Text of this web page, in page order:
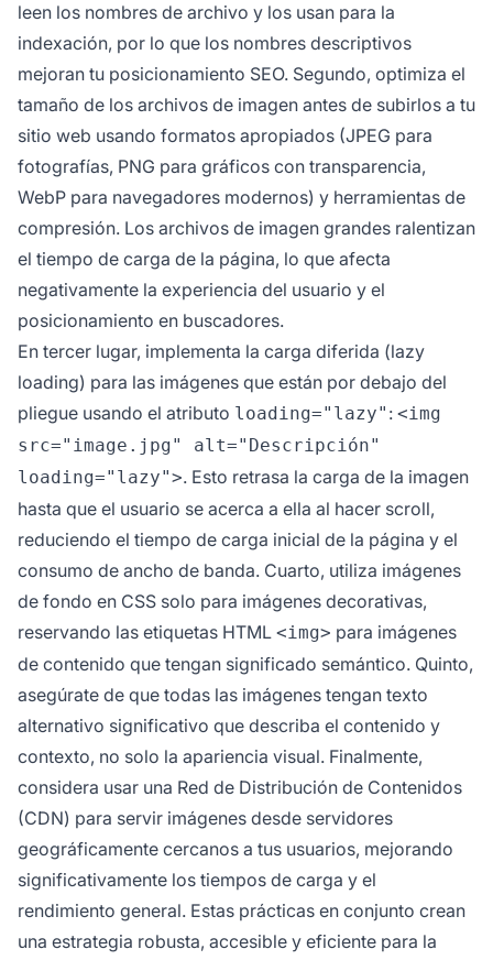
leen los nombres de archivo y los usan para la
indexación, por lo que los nombres descriptivos
mejoran tu posicionamiento SEO. Segundo, optimiza el
tamaño de los archivos de imagen antes de subirlos a tu
sitio web usando formatos apropiados (JPEG para
fotografías, PNG para gráficos con transparencia,
WebP para navegadores modernos) y herramientas de
compresión. Los archivos de imagen grandes ralentizan
el tiempo de carga de la página, lo que afecta
negativamente la experiencia del usuario y el
posicionamiento en buscadores.
En tercer lugar, implementa la carga diferida (lazy
loading) para las imágenes que están por debajo del
pliegue usando el atributo loading="lazy" : <img
src="image.jpg" alt="Descripción"
loading="lazy">. Esto retrasa la carga de la imagen
hasta que el usuario se acerca a ella al hacer scroll,
reduciendo el tiempo de carga inicial de la página y el
consumo de ancho de banda. Cuarto, utiliza imágenes
de fondo en CSS solo para imágenes decorativas,
reservando las etiquetas HTML <img> para imágenes
de contenido que tengan significado semántico. Quinto,
asegúrate de que todas las imágenes tengan texto
alternativo significativo que describa el contenido y
contexto, no solo la apariencia visual. Finalmente,
considera usar una Red de Distribución de Contenidos
(CDN) para servir imágenes desde servidores
geográficamente cercanos a tus usuarios, mejorando
significativamente los tiempos de carga y el
rendimiento general. Estas prácticas en conjunto crean
una estrategia robusta, accesible y eficiente para la